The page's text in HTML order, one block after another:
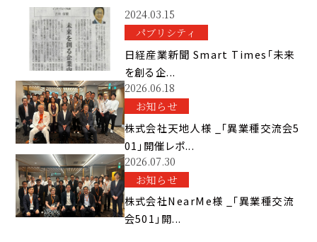
2024.03.15
パブリシティ
日経産業新聞 Smart Times「未来
を創る企...
2026.06.18
お知らせ
株式会社天地人様 _「異業種交流会5
01」開催レポ...
2026.07.30
お知らせ
株式会社NearMe様 _「異業種交流
会501」開...